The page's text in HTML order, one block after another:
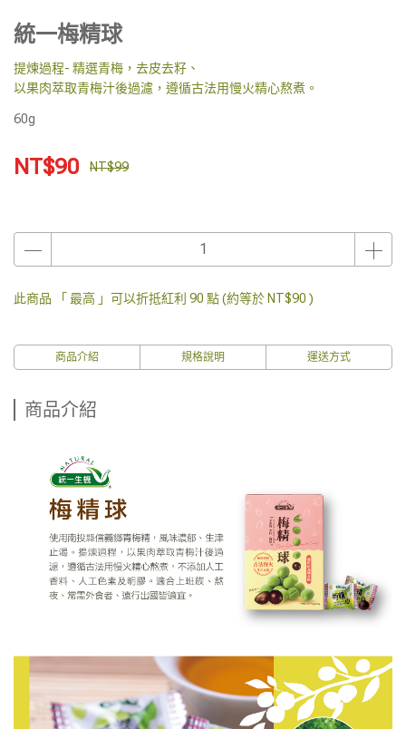
統一梅精球
提煉過程- 精選青梅，去皮去籽、
以果肉萃取青梅汁後過濾，遵循古法用慢火精心熬煮。
60g
NT$90 NT$99
此商品 「 最高 」可以折抵紅利 90 點 (約等於 NT$90 )
商品介紹 規格說明 運送方式
商品介紹